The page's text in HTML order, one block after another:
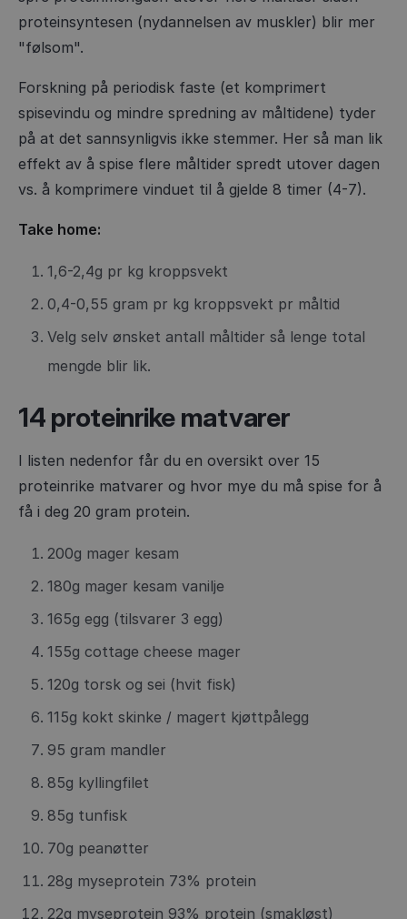
proteinsyntesen (nydannelsen av muskler) blir mer
"følsom".
Forskning på periodisk faste (et komprimert
spisevindu og mindre spredning av måltidene) tyder
på at det sannsynligvis ikke stemmer. Her så man lik
effekt av å spise flere måltider spredt utover dagen
vs. å komprimere vinduet til å gjelde 8 timer (4-7).
Take home:
1,6-2,4g pr kg kroppsvekt
0,4-0,55 gram pr kg kroppsvekt pr måltid
Velg selv ønsket antall måltider så lenge total
mengde blir lik.
14 proteinrike matvarer
I listen nedenfor får du en oversikt over 15
proteinrike matvarer og hvor mye du må spise for å
få i deg 20 gram protein.
200g mager kesam
180g mager kesam vanilje
165g egg (tilsvarer 3 egg)
155g cottage cheese mager
120g torsk og sei (hvit fisk)
115g kokt skinke / magert kjøttpålegg
95 gram mandler
85g kyllingfilet
85g tunfisk
70g peanøtter
28g myseprotein 73% protein
22g myseprotein 93% protein (smakløst)